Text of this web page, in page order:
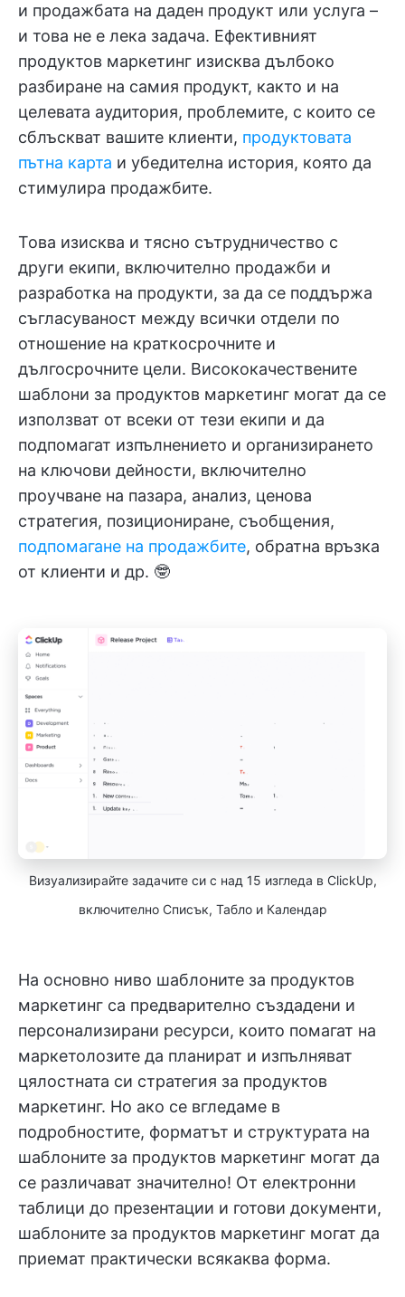
и продажбата на даден продукт или услуга –
и това не е лека задача. Ефективният
продуктов маркетинг изисква дълбоко
разбиране на самия продукт, както и на
целевата аудитория, проблемите, с които се
сблъскват вашите клиенти, продуктовата
пътна карта и убедителна история, която да
стимулира продажбите.
Това изисква и тясно сътрудничество с
други екипи, включително продажби и
разработка на продукти, за да се поддържа
съгласуваност между всички отдели по
отношение на краткосрочните и
дългосрочните цели. Висококачествените
шаблони за продуктов маркетинг могат да се
използват от всеки от тези екипи и да
подпомагат изпълнението и организирането
на ключови дейности, включително
проучване на пазара, анализ, ценова
стратегия, позициониране, съобщения,
подпомагане на продажбите, обратна връзка
от клиенти и др. 🤓
Визуализирайте задачите си с над 15 изгледа в ClickUp,
включително Списък, Табло и Календар
На основно ниво шаблоните за продуктов
маркетинг са предварително създадени и
персонализирани ресурси, които помагат на
маркетолозите да планират и изпълняват
цялостната си стратегия за продуктов
маркетинг. Но ако се вгледаме в
подробностите, форматът и структурата на
шаблоните за продуктов маркетинг могат да
се различават значително! От електронни
таблици до презентации и готови документи,
шаблоните за продуктов маркетинг могат да
приемат практически всякаква форма.